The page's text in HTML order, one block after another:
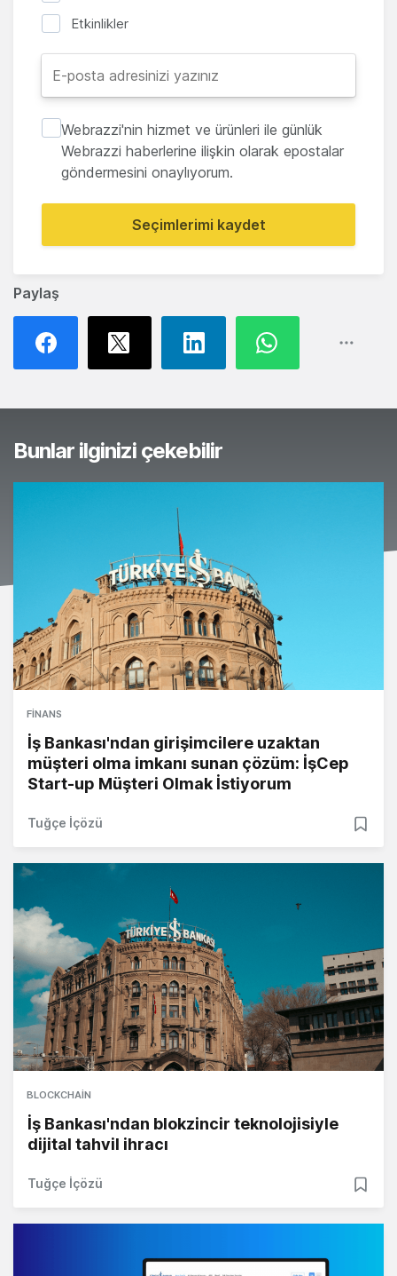
Paylaş
Etkinlikler
Webrazzi'nin hizmet ve ürünleri ile günlük
Webrazzi haberlerine ilişkin olarak epostalar
göndermesini onaylıyorum.
Seçimlerimi kaydet
Bunlar ilginizi çekebilir
FINANS
İş Bankası'ndan girişimcilere uzaktan
müşteri olma imkanı sunan çözüm: İşCep
Start-up Müşteri Olmak İstiyorum
Tuğçe İçözü
BLOCKCHAIN
İş Bankası'ndan blokzincir teknolojisiyle
dijital tahvil ihracı
Tuğçe İçözü